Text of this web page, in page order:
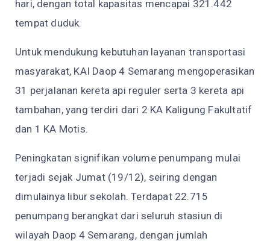
hari, dengan total kapasitas mencapai 321.442
tempat duduk.
Untuk mendukung kebutuhan layanan transportasi
masyarakat, KAI Daop 4 Semarang mengoperasikan
31 perjalanan kereta api reguler serta 3 kereta api
tambahan, yang terdiri dari 2 KA Kaligung Fakultatif
dan 1 KA Motis.
Peningkatan signifikan volume penumpang mulai
terjadi sejak Jumat (19/12), seiring dengan
dimulainya libur sekolah. Terdapat 22.715
penumpang berangkat dari seluruh stasiun di
wilayah Daop 4 Semarang, dengan jumlah